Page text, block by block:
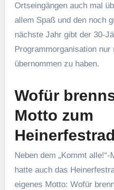
Ortseingängen auch mal
allem Spaß und den noch
nächste Jahr gibt der 30-
Programmorganisation nur
übernommen zu haben.
Wofür
Motto zum
Neben dem „Kommt
hatte auch das
eigenes Motto: Wofür